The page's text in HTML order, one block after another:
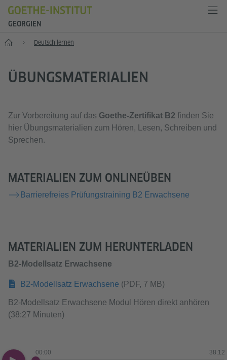
GEORGIEN
Start Deutsch lernen
ÜBUNGSMATERIALIEN
Zur Vorbereitung auf das Goethe-Zertifikat B2 finden Sie
hier Übungsmaterialien zum Hören, Lesen, Schreiben und
Sprechen.
MATERIALIEN ZUM ONLINEÜBEN
Barrierefreies Prüfungstraining B2 Erwachsene
MATERIALIEN ZUM HERUNTERLADEN
B2-Modellsatz Erwachsene
B2-Modellsatz Erwachsene (PDF, 7 MB)
B2-Modellsatz Erwachsene Modul Hören direkt anhören
(38:27 Minuten)
00:00 38:12